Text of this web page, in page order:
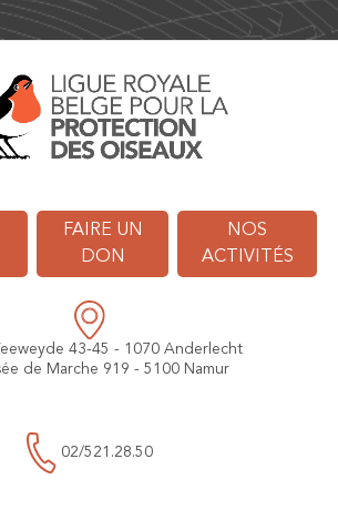
FAIRE UN
DON
NOS
ACTIVITÉS
43-45 - 1070 Anderlecht
de Marche 919 - 5100 Namur
02/521.28.50